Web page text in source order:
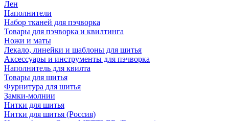
Лен
Наполнители
Набор тканей для пэчворка
Товары для пэчворка и квилтинга
Ножи и маты
Лекало, линейки и шаблоны для шитья
Аксессуары и инструменты для пэчворка
Наполнитель для квилта
Товары для шитья
Фурнитура для шитья
Замки-молнии
Нитки для шитья
Нитки для шитья (Россия)